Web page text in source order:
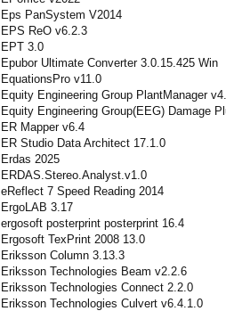
Eps PanSystem V2014
EPS ReO v6.2.3
EPT 3.0
Epubor Ultimate Converter 3.0.15.425 Win
EquationsPro v11.0
Equity Engineering Group PlantManager
Equity Engineering Group(EEG) Damage
ER Mapper v6.4
ER Studio Data Architect 17.1.0
Erdas 2025
ERDAS.Stereo.Analyst.v1.0
eReflect 7 Speed Reading 2014
ErgoLAB 3.17
ergosoft posterprint posterprint 16.4
Ergosoft TexPrint 2008 13.0
Eriksson Column 3.13.3
Eriksson Technologies Beam v2.2.6
Eriksson Technologies Connect 2.2.0
Eriksson Technologies Culvert v6.4.1.0